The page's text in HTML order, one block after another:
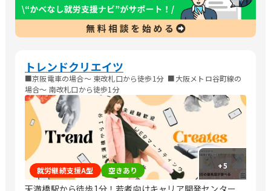
トレンドクリエイツ
■京阪電車の場合〜 東改札口から徒歩1分 ​ ■大阪メトロ谷町線の
場合〜 南改札口から徒歩1分​
+5
就労継続支援A型 空きあり